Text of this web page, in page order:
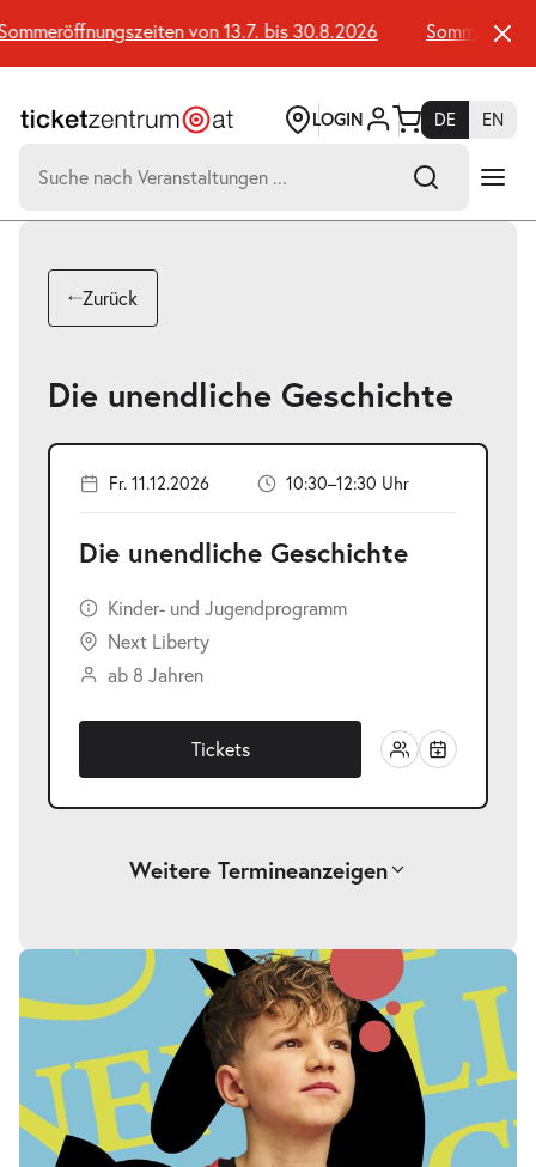
Seiteninhalt
springen
von 13.7. bis 30.8.2026
LOGIN DE
EN
nach:
Suchtreffer:
Zurück
Die unendliche Geschichte
Fr. 11.12.2026 10:30–12:30 Uhr
Die unendliche Geschichte
Kinder- und Jugendprogramm
Next Liberty
ab 8 Jahren
Tickets
Weitere Termineanzeigen
Die unendliche Geschichte-
25.09.2026
Fr. 25.09.2026
17:00–19:00 Uhr
Tickets